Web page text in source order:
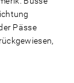
Pässe